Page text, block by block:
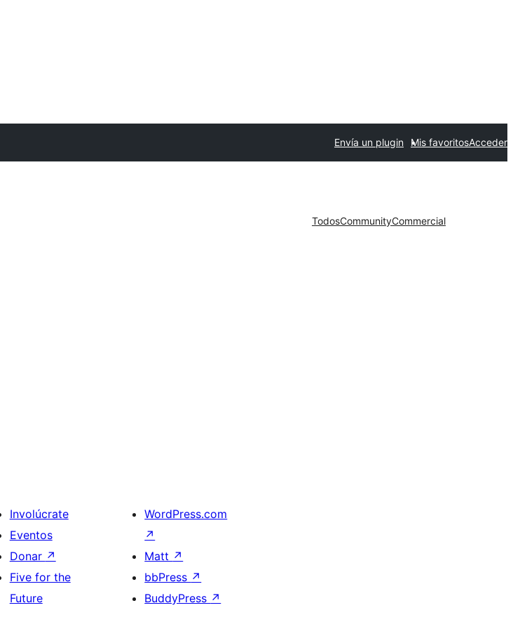
Envía un plugin Mis favoritosAcceder
TodosCommunityCommercial
Involúcrate
Eventos
Donar ↗
Five for the
Future
WordPress.com
↗
Matt ↗
bbPress ↗
BuddyPress ↗